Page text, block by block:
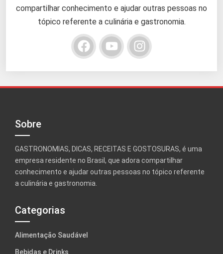
compartilhar conhecimento e ajudar outras pessoas no
tópico referente a culinária e gastronomia.
Sobre
GASTRONOMIAS, DICAS, RECEITAS E GOSTOSURAS, é uma
empresa residente no Brasil, que adora compartilhar
conhecimento e ajudar outras pessoas no tópico referente
a culinária e gastronomia.
Categorias
Alimentação Saudável
Bebidas e Drinks